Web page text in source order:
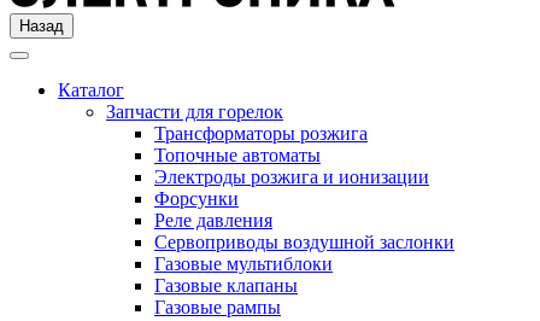
Назад
Каталог
Запчасти для горелок
Трансформаторы розжига
Топочные автоматы
Электроды розжига и ионизации
Форсунки
Реле давления
Сервоприводы воздушной заслонки
Газовые мультиблоки
Газовые клапаны
Газовые рампы